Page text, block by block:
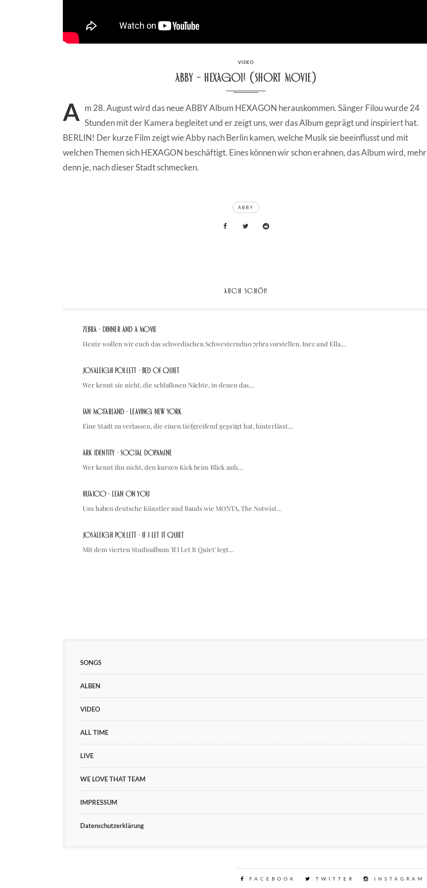
CATEGORIES
VIDEO
ABBY – HEXAGON (Short Movie)
A m 28. August wird das neue ABBY Album HEXAGON herauskommen. Sänger Filou wurde 24
Stunden mit der Kamera begleitet und er zeigt uns, wer das Album geprägt und inspiriert hat.
BERLIN! Der kurze Film zeigt wie Abby nach Berlin kamen, welche Musik sie beeinflusst und mit
welchen Themen sich HEXAGON beschäftigt. Eines können wir schon erahnen, das Album wird, mehr
denn je, nach dieser Stadt schmecken.
ABBY
AUCH SCHÖN
7ebra - Dinner and a Movie
Heute wollen wir euch das schwedischen Schwesternduo 7ebra vorstellen. Inez und Ella…
Josaleigh Pollett - Bed of Quiet
Wer kennt sie nicht, die schlaflosen Nächte, in denen das…
Ian McFarland - Leaving New York
Eine Stadt zu verlassen, die einen tiefgreifend geprägt hat, hinterlässt…
ARK IDENTITY - Social Dopamine
Wer kennt ihn nicht, den kurzen Kick beim Blick aufs…
Huaico - Lean On You
Uns haben deutsche Künstler und Bands wie MONTA, The Notwist…
Josaleigh Pollett - If I Let It Quiet
Mit dem vierten Studioalbum 'If I Let It Quiet' legt…
SONGS
ALBEN
VIDEO
ALL TIME
LIVE
WE LOVE THAT TEAM
IMPRESSUM
Datenschutzerklärung
FACEBOOK TWITTER INSTAGRAM